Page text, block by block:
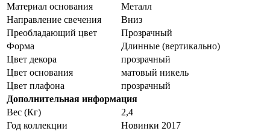
Материал основания
Металл
Направление свечения
Вниз
Преобладающий цвет
Прозрачный
Форма
Длинные (вертикально)
Цвет декора
прозрачный
Цвет основания
матовый никель
Цвет плафона
прозрачный
Дополнительная информация
Вес (Кг)
2,4
Год коллекции
Новинки 2017